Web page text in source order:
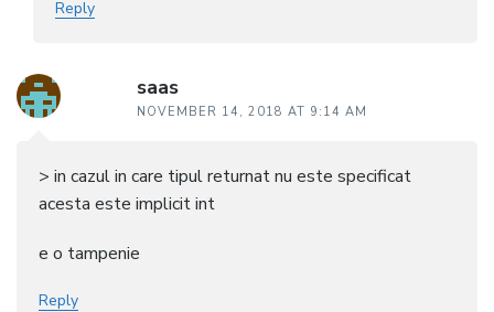
Reply
saas
NOVEMBER 14, 2018 AT 9:14 AM
> in cazul in care tipul returnat nu este specificat
acesta este implicit int
e o tampenie
Reply